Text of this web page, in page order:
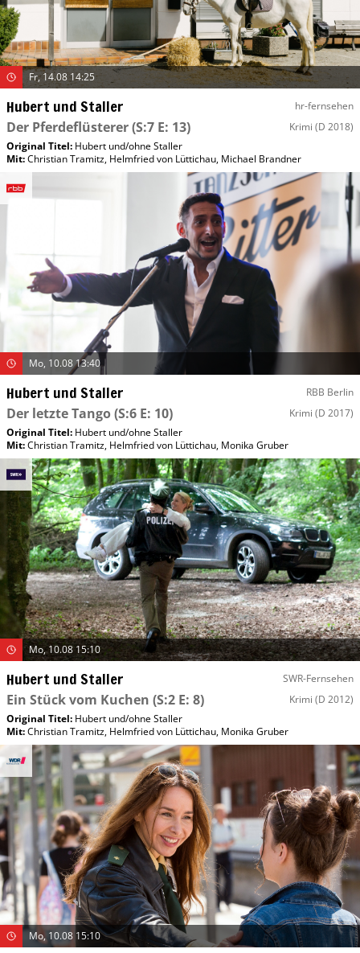
Fr, 14.08 14:25
Hubert und Staller hr-fernsehen
Der Pferdeflüsterer(S:7 E: 13) Krimi (D 2018)
Original Titel: Hubert und/​ohne Staller
Mit:Christian Tramitz, Helmfried von Lüttichau, Michael Brandner
Mo, 10.08 13:40
Hubert und Staller RBB Berlin
Der letzte Tango(S:6 E: 10) Krimi (D 2017)
Original Titel: Hubert und/​ohne Staller
Mit:Christian Tramitz, Helmfried von Lüttichau, Monika Gruber
Mo, 10.08 15:10
Hubert und Staller SWR-Fernsehen
Ein Stück vom Kuchen (S:2 E: 8) Krimi (D 2012)
Original Titel: Hubert und/​ohne Staller
Mit:Christian Tramitz, Helmfried von Lüttichau, Monika Gruber
Mo, 10.08 15:10